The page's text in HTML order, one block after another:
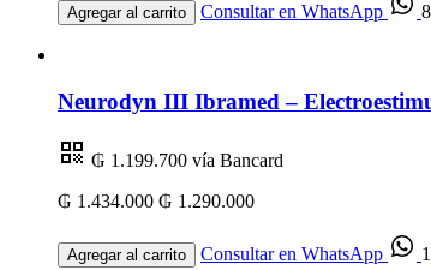
Agregar al carrito Consultar en WhatsApp
Neurodyn III Ibramed –
₲ 1.199.700 vía Bancard
₲ 1.434.000 ₲ 1.290.000
Agregar al carrito Consultar en WhatsApp